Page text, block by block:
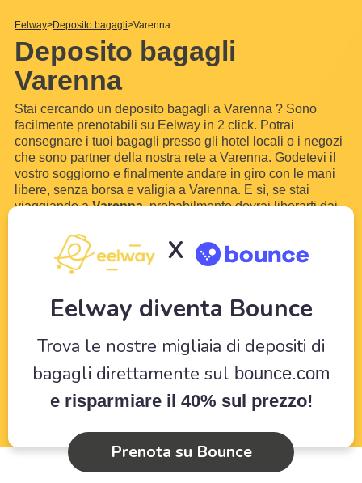
Eelway Deposito bagagli Varenna
Deposito bagagli
Varenna
Stai cercando un deposito bagagli a Varenna ? Sono
facilmente prenotabili su Eelway in 2 click. Potrai
consegnare i tuoi bagagli presso gli hotel locali o i negozi
che sono partner della nostra rete a Varenna. Godetevi il
vostro soggiorno e finalmente andare in giro con le mani
libere, senza borsa e valigia a Varenna. E sì, se stai
viaggiando aVarenna, probabilmente dovrai liberarti dai
che i professionisti del turismo si prendano cura
X
Eelway diventa Bounce
Trova le nostre migliaia di depositi di
bagagli direttamente sul bounce.com
e risparmiare il 40% sul prezzo!
Prenota su Bounce